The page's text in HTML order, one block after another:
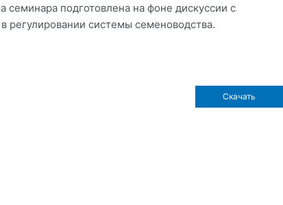
семинара подготовлена на фоне дискуссии с
регулировании системы семеноводства.
Скачать